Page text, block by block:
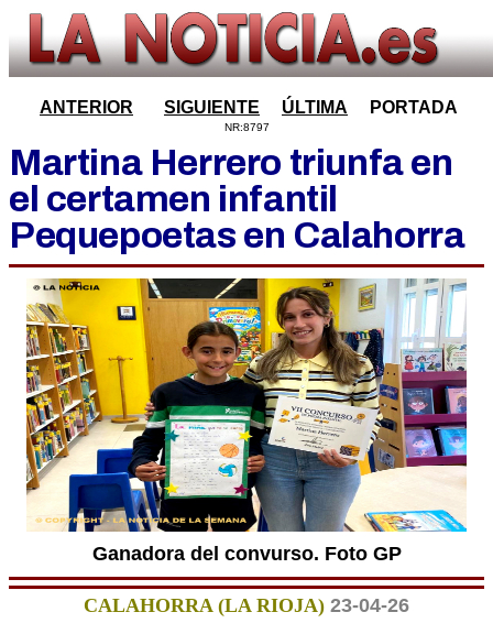
ANTERIOR SIGUIENTE ÚLTIMA PORTADA
NR:8797
Martina Herrero triunfa en
el certamen infantil
Pequepoetas en Calahorra
Ganadora del convurso. Foto GP
CALAHORRA (LA RIOJA) 23-04-26